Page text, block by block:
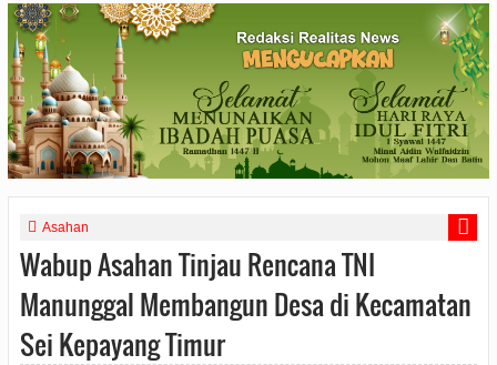
Asahan
Wabup Asahan Tinjau Rencana TNI
Manunggal Membangun Desa di Kecamatan
Sei Kepayang Timur